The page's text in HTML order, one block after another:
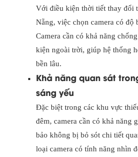
Với điều kiện thời tiết thay đổi
Nẵng, việc chọn camera có độ
Camera cần có khả năng
kiện ngoài trời, giúp hệ thống
bền lâu.
Khả năng quan sát
sáng yếu
Đặc biệt trong các khu vực
đêm, camera cần có khả năng
bảo không bị bỏ sót chi tiết
loại camera có tính năng nhìn